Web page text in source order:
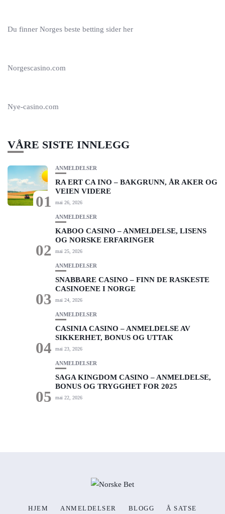
Du finner Norges beste betting sider her
Norgescasino.com
Nye-casino.com
VÅRE SISTE INNLEGG
01
ANMELDELSER
RA ERT CA INO – BAKGRUNN, ÅR AKER OG
VEIEN VIDERE
mai 26, 2026
02
ANMELDELSER
KABOO CASINO – ANMELDELSE, LISENS
OG NORSKE ERFARINGER
mai 25, 2026
03
ANMELDELSER
SNABBARE CASINO – FINN DE RASKESTE
CASINOENE I NORGE
mai 24, 2026
04
ANMELDELSER
CASINIA CASINO – ANMELDELSE AV
SIKKERHET, BONUS OG UTTAK
mai 23, 2026
05
ANMELDELSER
SAGA KINGDOM CASINO – ANMELDELSE,
BONUS OG TRYGGHET FOR 2025
mai 22, 2026
HJEM ANMELDELSER BLOGG Å SATSE